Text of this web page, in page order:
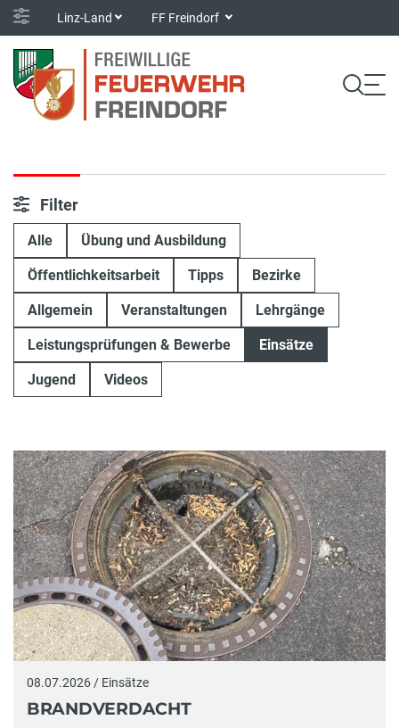
Linz-Land FF Freindorf
Filter
Alle Übung und Ausbildung
Öffentlichkeitsarbeit Tipps Bezirke
Allgemein Veranstaltungen Lehrgänge
Leistungsprüfungen & Bewerbe Einsätze
Jugend Videos
08.07.2026 / Einsätze
BRANDVERDACHT